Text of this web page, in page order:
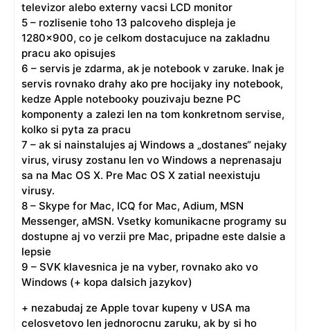
televizor alebo externy vacsi LCD monitor
5 – rozlisenie toho 13 palcoveho displeja je
1280×900, co je celkom dostacujuce na zakladnu
pracu ako opisujes
6 – servis je zdarma, ak je notebook v zaruke. Inak je
servis rovnako drahy ako pre hocijaky iny notebook,
kedze Apple notebooky pouzivaju bezne PC
komponenty a zalezi len na tom konkretnom servise,
kolko si pyta za pracu
7 – ak si nainstalujes aj Windows a „dostanes“ nejaky
virus, virusy zostanu len vo Windows a neprenasaju
sa na Mac OS X. Pre Mac OS X zatial neexistuju
virusy.
8 – Skype for Mac, ICQ for Mac, Adium, MSN
Messenger, aMSN. Vsetky komunikacne programy su
dostupne aj vo verzii pre Mac, pripadne este dalsie a
lepsie
9 – SVK klavesnica je na vyber, rovnako ako vo
Windows (+ kopa dalsich jazykov)
+ nezabudaj ze Apple tovar kupeny v USA ma
celosvetovo len jednorocnu zaruku, ak by si ho